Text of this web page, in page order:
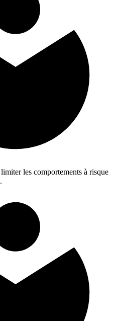
les comportements à risque